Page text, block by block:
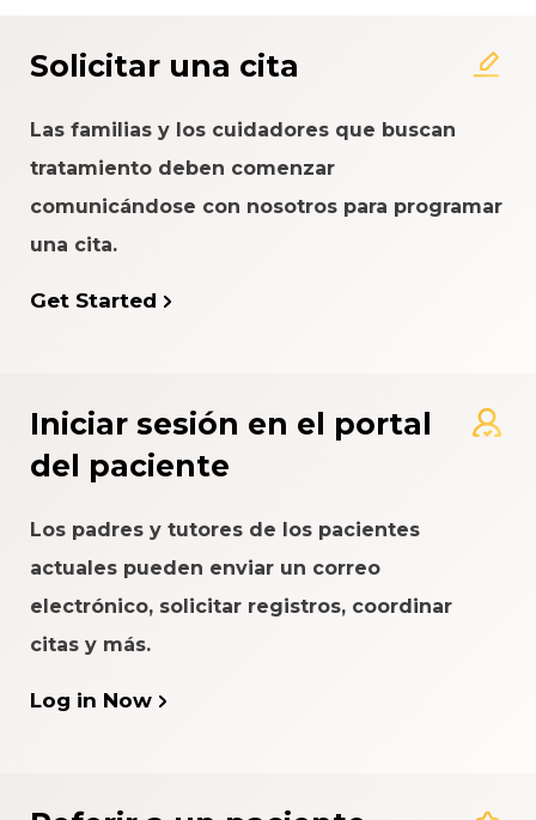
Solicitar una cita
Las familias y los cuidadores que buscan
tratamiento deben comenzar
comunicándose con nosotros para programar
una cita.
Get Started
Iniciar sesión en el portal
del paciente
Los padres y tutores de los pacientes
actuales pueden enviar un correo
electrónico, solicitar registros, coordinar
citas y más.
Log in Now